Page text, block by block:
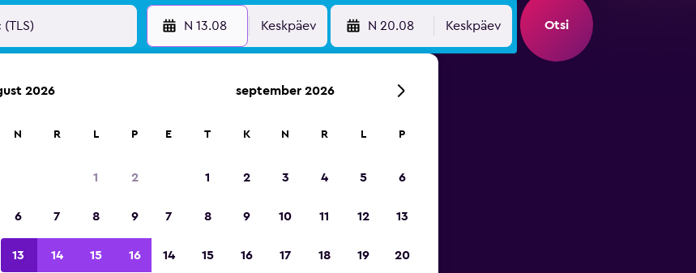
N 13.08 Keskpäev N 20.08 Keskpäev Otsi
2026
N R L P
1 2
6 7 8 9
13 14 15 16
september 2026
E T K N R L P
1 2 3 4 5 6
7 8 9 10 11 12 13
14 15 16 17 18 19 20